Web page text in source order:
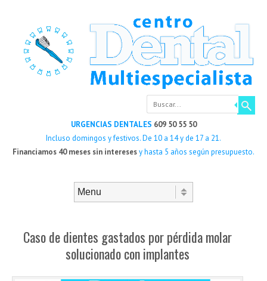
Buscar
URGENCIAS DENTALES 609 50 55 50
Incluso domingos y festivos. De 10 a 14 y de 17 a 21.
Financiamos 40 meses sin interesesy hasta 5 años según presupuesto.
Caso de dientes gastados por pérdida molar
solucionado con implantes